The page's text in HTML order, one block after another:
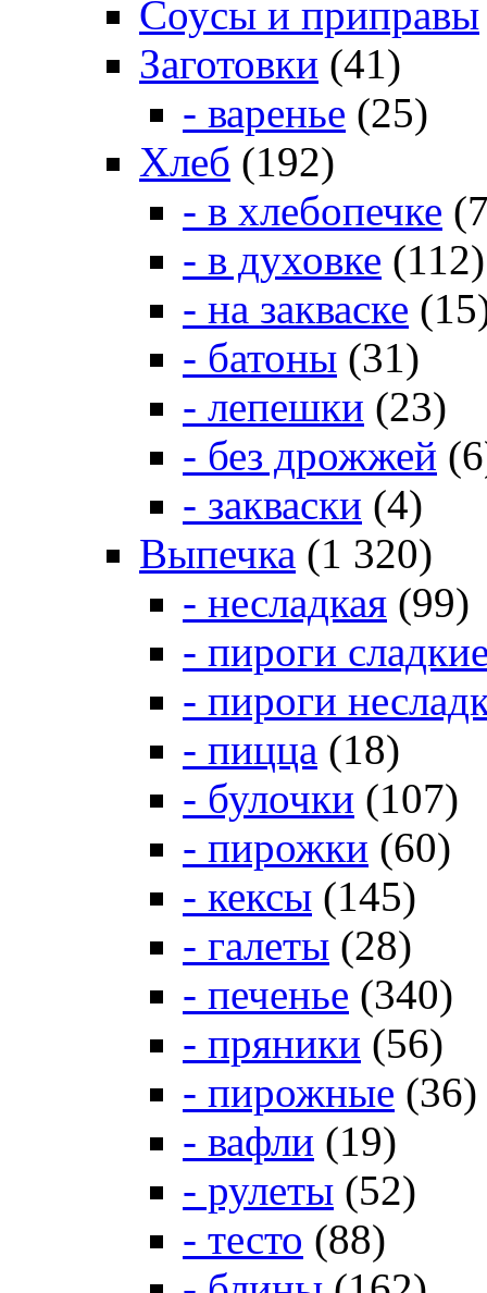
Соусы и приправы
Заготовки (41)
- варенье (25)
Хлеб (192)
- в хлебопечке
- в духовке (112)
- на закваске
- батоны (31)
- лепешки (23)
- без дрожжей
- закваски (4)
Выпечка (1 320)
- несладкая (99)
- пироги
- пироги
- пицца (18)
- булочки (107)
- пирожки (60)
- кексы (145)
- галеты (28)
- печенье (340)
- пряники (56)
- пирожные (36)
- вафли (19)
- рулеты (52)
- тесто (88)